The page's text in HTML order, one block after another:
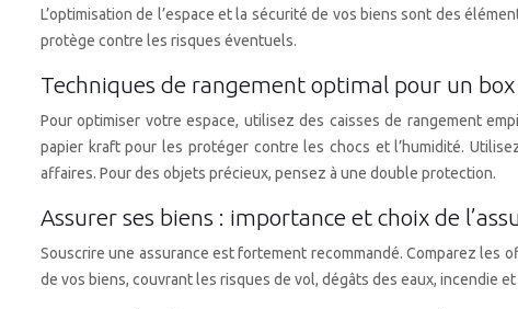
L’optimisation de l’espace et la sécurité de vos biens sont des
protège contre les risques éventuels.
Techniques de rangement optimal pour un
Pour optimiser votre espace, utilisez des caisses de rangement
papier kraft pour les protéger contre les chocs et l’humidité.
affaires. Pour des objets précieux, pensez à une double protection.
Assurer ses biens : importance et choix de
Souscrire une assurance est fortement recommandé. Comparez les
de vos biens, couvrant les risques de vol, dégâts des eaux, incendie